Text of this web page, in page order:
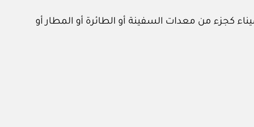
كجزء من معدات السفينة أو الطائرة أو المطار أو